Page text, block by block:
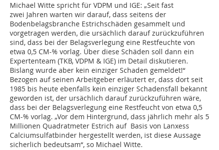
Michael Witte spricht für VDPM und IGE: „Seit fast
zwei Jahren warten wir darauf, dass seitens der
Bodenbelagsbranche Estrichschäden gesammelt und
vorgetragen werden, die ursächlich darauf zurückzuführen
sind, dass bei der Belagsverlegung eine Restfeuchte von
etwa 0,5 CM-% vorlag. Über diese Schäden soll dann ein
Expertenteam (TKB, VDPM & IGE) im Detail diskutieren.
Bislang wurde aber kein einziger Schaden gemeldet!“
Bezogen auf seinen Arbeitgeber erläutert er, dass dort seit
1985 bis heute ebenfalls kein einziger Schadensfall bekannt
geworden ist, der ursächlich darauf zurückzuführen wäre,
dass bei der Belagsverlegung eine Restfeucht von etwa 0,5
CM-% vorlag. „Vor dem Hintergrund, dass jährlich mehr als 5
Millionen Quadratmeter Estrich auf Basis von Lanxess
Calciumsulfatbinder hergestellt werden, ist diese Aussage
sicherlich bedeutsam“, so Michael Witte.